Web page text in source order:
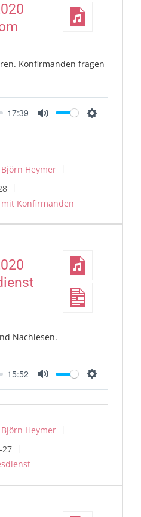
Konfirmanden fragen
17:39
Mute Settings
Heymer
Konfirmanden
Nachlesen.
15:52
Mute Settings
Heymer
27